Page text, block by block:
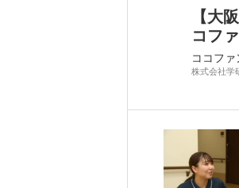
【大
コフ
ココファ
株式会社学